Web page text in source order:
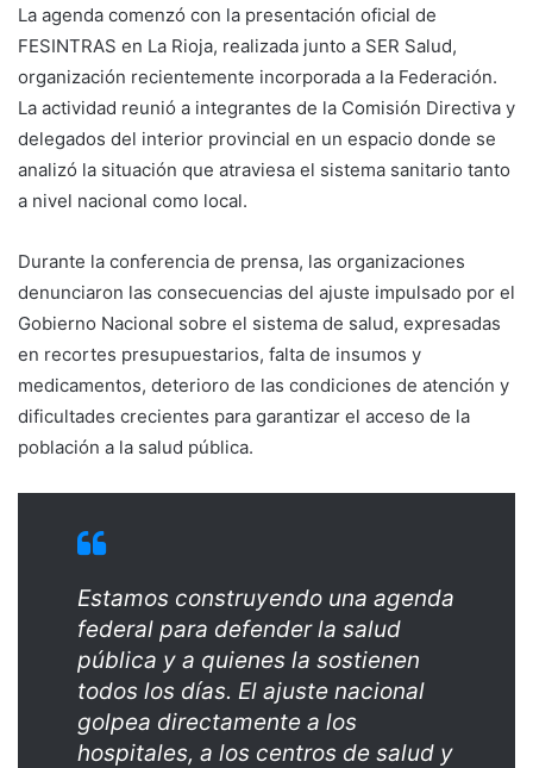
La agenda comenzó con la presentación oficial de
FESINTRAS en La Rioja, realizada junto a SER Salud,
organización recientemente incorporada a la Federación.
La actividad reunió a integrantes de la Comisión Directiva y
delegados del interior provincial en un espacio donde se
analizó la situación que atraviesa el sistema sanitario tanto
a nivel nacional como local.
Durante la conferencia de prensa, las organizaciones
denunciaron las consecuencias del ajuste impulsado por el
Gobierno Nacional sobre el sistema de salud, expresadas
en recortes presupuestarios, falta de insumos y
medicamentos, deterioro de las condiciones de atención y
dificultades crecientes para garantizar el acceso de la
población a la salud pública.
Estamos construyendo una agenda
federal para defender la salud
pública y a quienes la sostienen
todos los días. El ajuste nacional
golpea directamente a los
hospitales, a los centros de salud y